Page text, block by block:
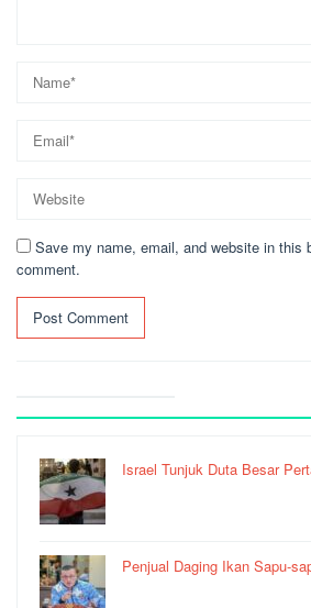
Save my name, email, and website in this
comment.
Israel Tunjuk Duta Besar
Penjual Daging Ikan Sapu-